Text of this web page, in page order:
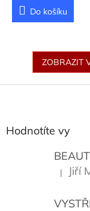
Do košíku
ZOBRAZIT
Hodnotíte vy
| Jiří